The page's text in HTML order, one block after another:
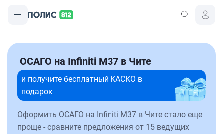
ОСАГО на Infiniti M37 в Чите
и получите бесплатный КАСКО в
подарок
Оформить ОСАГО на Infiniti M37 в Чите стало еще
проще - сравните предложения от 15 ведущих